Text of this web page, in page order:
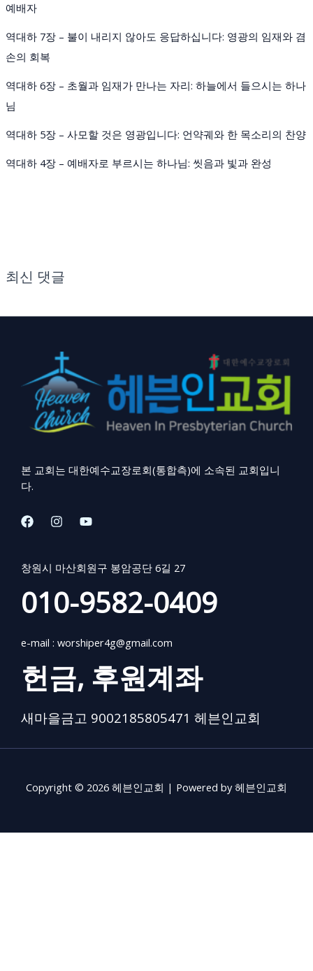
예배자
역대하 7장 – 불이 내리지 않아도 응답하십니다: 영광의 임재와 겸
손의 회복
역대하 6장 – 초월과 임재가 만나는 자리: 하늘에서 들으시는 하나
님
역대하 5장 – 사모할 것은 영광입니다: 언약궤와 한 목소리의 찬양
역대하 4장 – 예배자로 부르시는 하나님: 씻음과 빛과 완성
최신 댓글
본 교회는 대한예수교장로회(통합측)에 소속된 교회입니
다.
창원시 마산회원구 봉암공단 6길 27
010-9582-0409
e-mail : worshiper4g@gmail.com
헌금, 후원계좌
새마을금고 9002185805471 헤븐인교회
Copyright © 2026 헤븐인교회 | Powered by 헤븐인교회